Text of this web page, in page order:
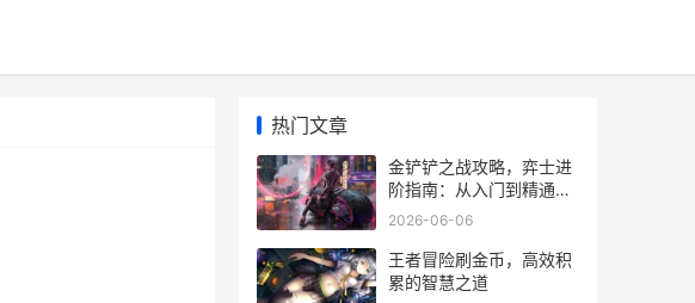
热门文章
金铲铲之战攻略，弈士进
阶指南：从入门到精通的
艺术
2026-06-06
王者冒险刷金币，高效积
累的智慧之道